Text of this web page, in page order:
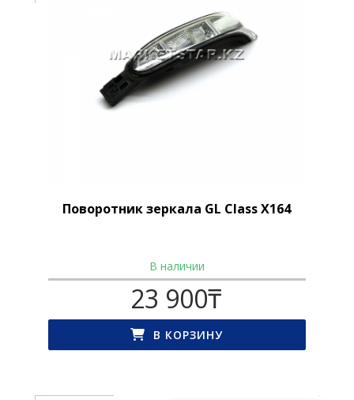
Поворотник зеркала GL Class X164
В наличии
23 900₸
В КОРЗИНУ